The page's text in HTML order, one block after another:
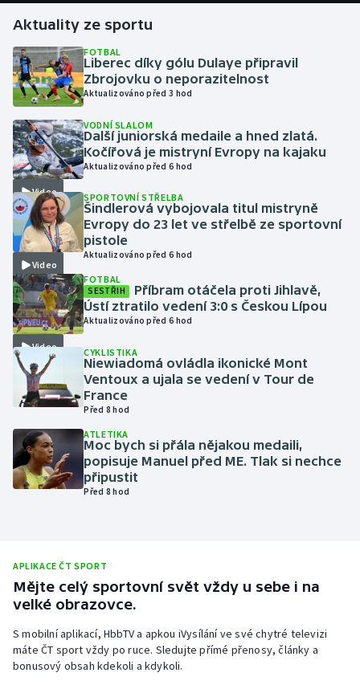
Golf
Gymnastika
Házená
Jezdectví
Judo
Krasobruslení
Lezení
Lyže a snowboard
Moderní pětiboj
Motorsport
Olympijské hry
Parasport
Plavání
Ragby
Rychlobruslení
Rychlostní kanoistika
Short track
Aktuality ze sportu
FOTBAL
Liberec díky gólu Dulaye připravil
Zbrojovku o neporazitelnost
Aktualizováno před 3 hod
Video
VODNÍ SLALOM
Další juniorská medaile a hned zlatá.
Kočířová je mistryní Evropy na kajaku
Aktualizováno před 6 hod
Video
SPORTOVNÍ STŘELBA
Šindlerová vybojovala titul mistryně
Evropy do 23 let ve střelbě ze sportovní
pistole
Aktualizováno před 6 hod
Video
FOTBAL
SESTŘIH
Příbram otáčela proti Jihlavě,
Ústí ztratilo vedení 3:0 s Českou Lípou
Aktualizováno před 6 hod
CYKLISTIKA
Niewiadomá ovládla ikonické Mont
Ventoux a ujala se vedení v Tour de
France
Před 8 hod
ATLETIKA
Moc bych si přála nějakou medaili,
popisuje Manuel před ME. Tlak si nechce
připustit
Před 8 hod
APLIKACE ČT SPORT
Mějte celý sportovní svět vždy u sebe i na
velké obrazovce.
S mobilní aplikací, HbbTV a apkou iVysílání ve své chytré televizi
máte ČT sport vždy po ruce. Sledujte přímé přenosy, články a
bonusový obsah kdekoli a kdykoli.